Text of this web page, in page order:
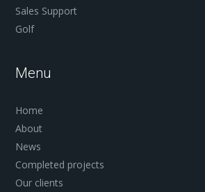
Sales Support
Golf
Menu
Home
About
News
Completed projects
Our clients